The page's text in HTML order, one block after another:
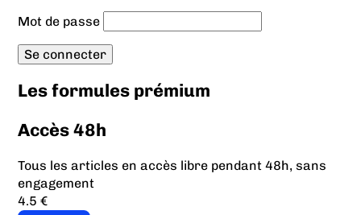
Mot de passe
Les formules prémium
Accès 48h
Tous les articles en accès libre pendant 48h, sans
engagement
4.5 €